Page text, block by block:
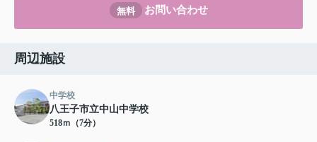
無料 お問い合わせ
周辺施設
中学校
八王子市立中山中学校
518ｍ（7分）